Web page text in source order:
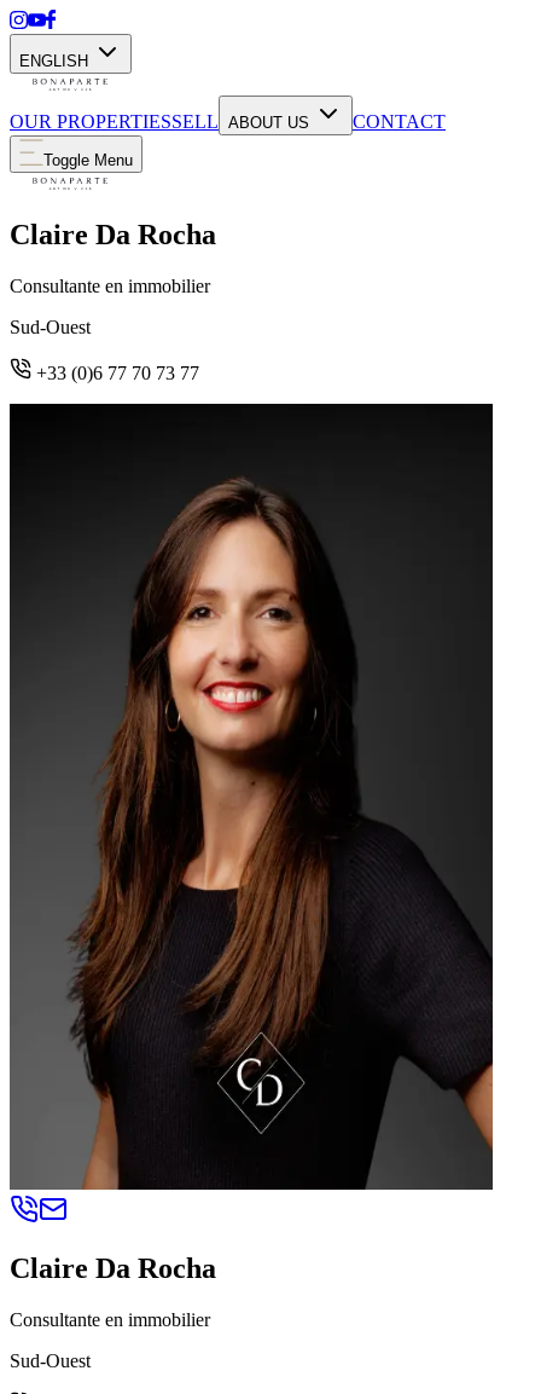
ENGLISH
OUR PROPERTIESSELL ABOUT US CONTACT
Toggle Menu
Claire Da Rocha
Consultante en immobilier
Sud-Ouest
+33 (0)6 77 70 73 77
Claire Da Rocha
Consultante en immobilier
Sud-Ouest